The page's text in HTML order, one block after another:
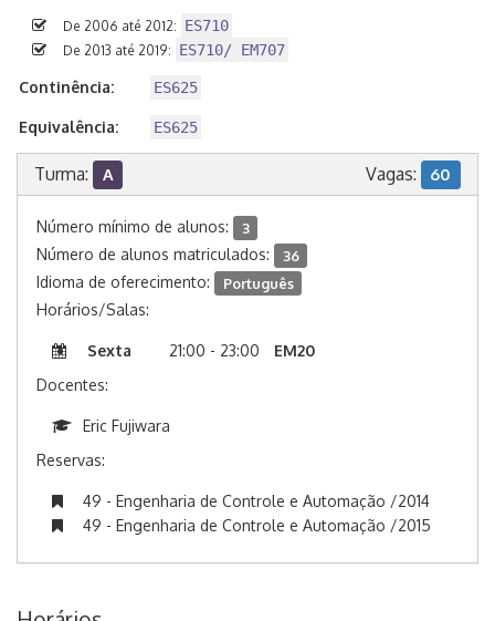
De 2006 até 2012: ES710
De 2013 até 2019: ES710/ EM707
Continência: ES625
Equivalência: ES625
Turma: A Vagas: 60
Número mínimo de alunos: 3
Número de alunos matriculados: 36
Idioma de oferecimento: Português
Horários/Salas:
Sexta 21:00 - 23:00
EM20
Docentes:
Eric Fujiwara
Reservas:
49 - Engenharia de Controle e Automação /2014
49 - Engenharia de Controle e Automação /2015